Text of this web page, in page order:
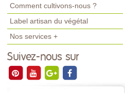
Comment cultivons-nous ?
Label artisan du végétal
Nos services +
Suivez-nous sur